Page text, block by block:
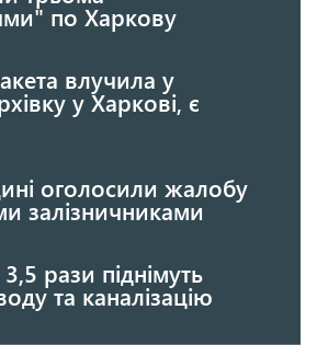
по Харкову
влучила у
у Харкові, є
оголосили жалобу
залізничниками
рази піднімуть
та каналізацію